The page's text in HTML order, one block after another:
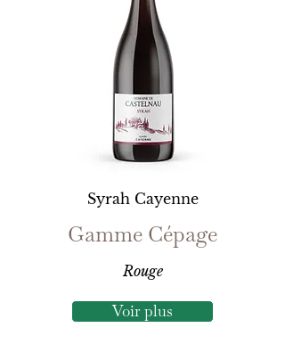
Syrah Cayenne
Gamme Cépage
Rouge
Voir plus